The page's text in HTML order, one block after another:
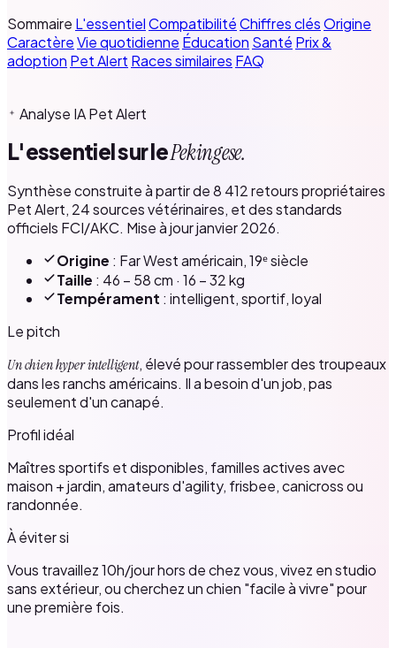
Sommaire L'essentielCompatibilitéChiffres clésOrigine
CaractèreVie quotidienne Éducation Santé Prix &
adoption Pet Alert Races similaires FAQ
Analyse IA Pet Alert
L'essentiel sur lePekingese.
Synthèse construite à partir de 8 412 retours propriétaires
Pet Alert, 24 sources vétérinaires, et des standards
officiels FCI/AKC. Mise à jour janvier 2026.
Origine : Far West américain, 19ᵉ siècle
Taille : 46 – 58 cm · 16 – 32 kg
Tempérament : intelligent, sportif, loyal
Le pitch
Un chien hyper intelligent, élevé pour rassembler des troupeaux
dans les ranchs américains. Il a besoin d'un job, pas
seulement d'un canapé.
Profil idéal
Maîtres sportifs et disponibles, familles actives avec
maison + jardin, amateurs d'agility, frisbee, canicross ou
randonnée.
À éviter si
Vous travaillez 10h/jour hors de chez vous, vivez en studio
sans extérieur, ou cherchez un chien "facile à vivre" pour
une première fois.